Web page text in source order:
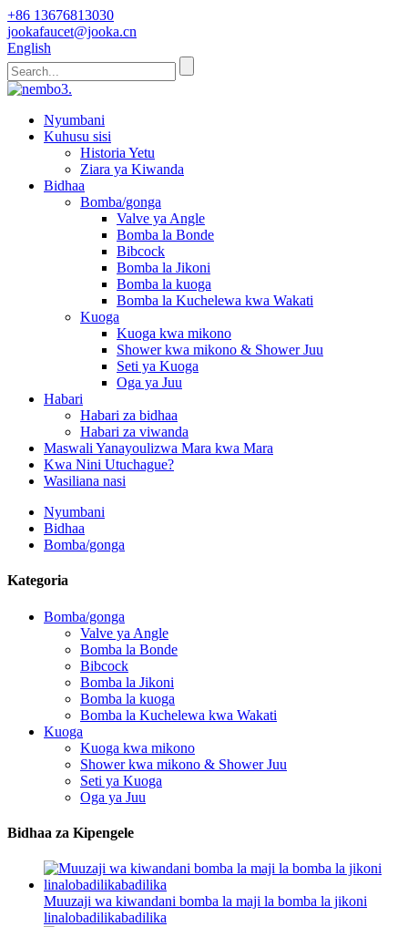
+86 13676813030
jookafaucet@jooka.cn
English
Nyumbani
Kuhusu sisi
Historia Yetu
Ziara ya Kiwanda
Bidhaa
Bomba/gonga
Valve ya Angle
Bomba la Bonde
Bibcock
Bomba la Jikoni
Bomba la kuoga
Bomba la Kuchelewa kwa Wakati
Kuoga
Kuoga kwa mikono
Shower kwa mikono & Shower Juu
Seti ya Kuoga
Oga ya Juu
Habari
Habari za bidhaa
Habari za viwanda
Maswali Yanayoulizwa Mara kwa Mara
Kwa Nini Utuchague?
Wasiliana nasi
Nyumbani
Bidhaa
Bomba/gonga
Kategoria
Bomba/gonga
Valve ya Angle
Bomba la Bonde
Bibcock
Bomba la Jikoni
Bomba la kuoga
Bomba la Kuchelewa kwa Wakati
Kuoga
Kuoga kwa mikono
Shower kwa mikono & Shower Juu
Seti ya Kuoga
Oga ya Juu
Bidhaa za Kipengele
Muuzaji wa kiwandani bomba la maji la bomba la jikoni
linalobadilikabadilika